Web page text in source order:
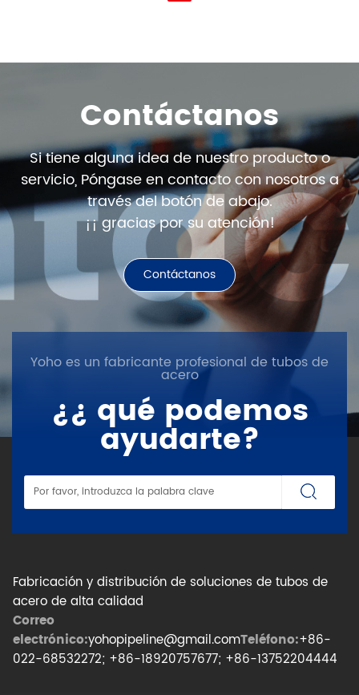
Contáctanos
Si tiene alguna idea de nuestro producto o
servicio, Póngase en contacto con nosotros a
través del botón de abajo.
¡¡ gracias por su atención!
Contáctanos
Yoho es un fabricante profesional de tubos de
acero
¿¿ qué podemos
ayudarte?
Fabricación y distribución de soluciones de tubos de
acero de alta calidad
Correo
electrónico:yohopipeline@gmail.comTeléfono:+86-
022-68532272; +86-18920757677; +86-13752204444